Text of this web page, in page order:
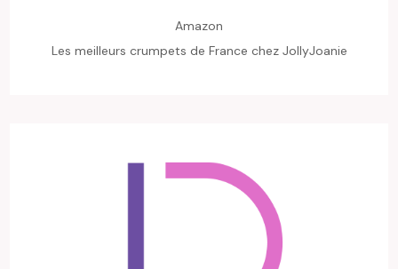
Amazon
Les meilleurs crumpets de France chez JollyJoanie